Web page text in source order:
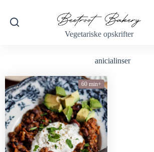
Vegetariske opskrifter
anicialinser
60 min+